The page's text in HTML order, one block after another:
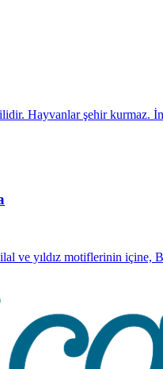
Hayvanlar şehir kurmaz.
ve yıldız motiflerinin içine,